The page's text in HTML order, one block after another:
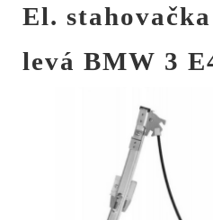
El.
levá BMW 3